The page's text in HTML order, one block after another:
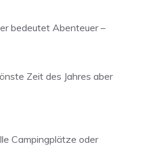
bedeutet Abenteuer –
Zeit des Jahres aber
Campingplätze oder